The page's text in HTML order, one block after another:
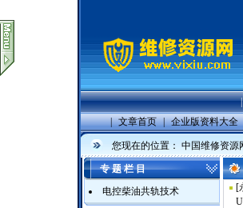
| 文章首页 | 企业版资料大全
您现在的位置： 中国维修资源
专 题 栏 目
电控柴油共轨技术
[